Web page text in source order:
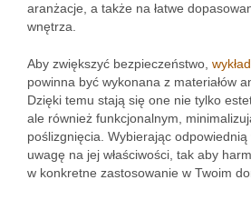
aranżacje, a także na łatwe
wnętrza.
Aby zwiększyć bezpieczeństwo,
powinna być wykonana z materiałów
Dzięki temu stają się one nie tylko
ale również funkcjonalnym,
poślizgnięcia. Wybierając odpowiednią
uwagę na jej właściwości, tak aby
w konkretne zastosowanie w Twoim